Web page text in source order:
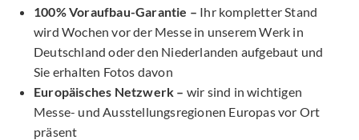
100% Voraufbau-Garantie – Ihr kompletter Stand
wird Wochen vor der Messe in unserem Werk in
Deutschland oder den Niederlanden aufgebaut und
Sie erhalten Fotos davon
Europäisches Netzwerk – wir sind in wichtigen
Messe- und Ausstellungsregionen Europas vor Ort
präsent